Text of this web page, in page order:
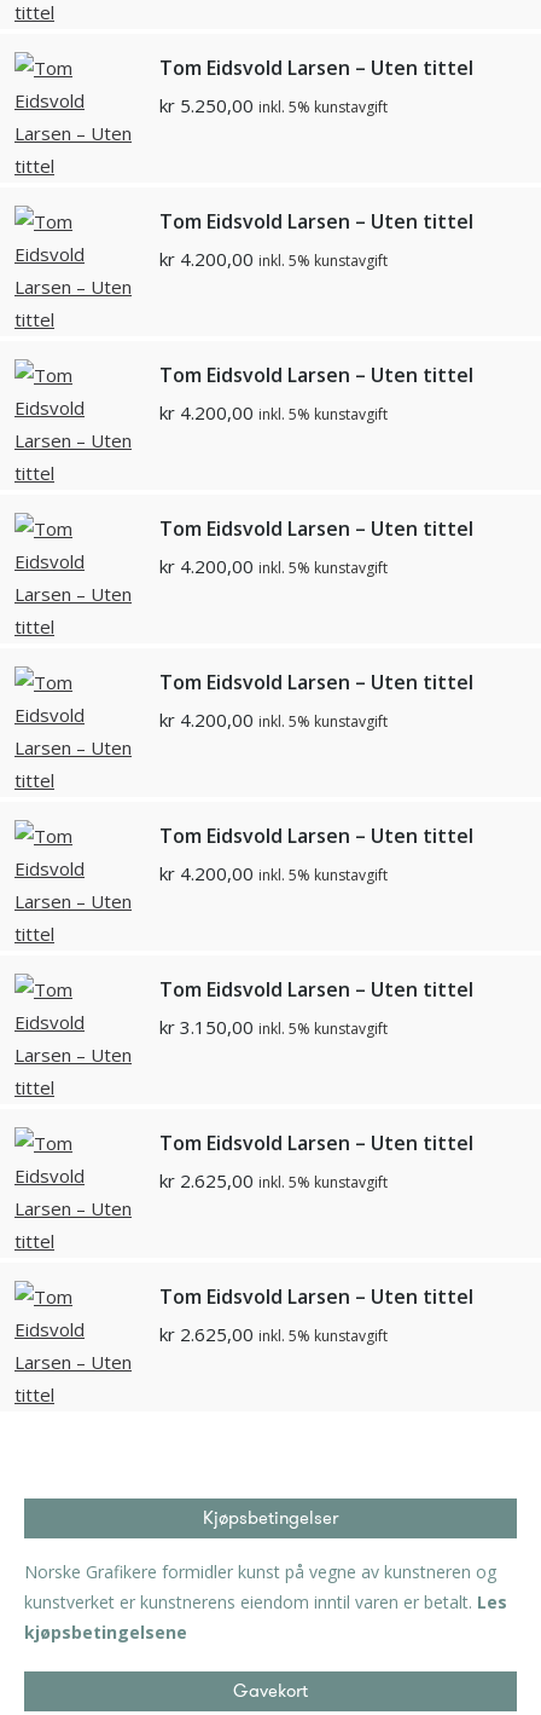
Tom Eidsvold Larsen – Uten tittel
kr 5.250,00 inkl. 5% kunstavgift
Tom Eidsvold Larsen – Uten tittel
kr 4.200,00 inkl. 5% kunstavgift
Tom Eidsvold Larsen – Uten tittel
kr 4.200,00 inkl. 5% kunstavgift
Tom Eidsvold Larsen – Uten tittel
kr 4.200,00 inkl. 5% kunstavgift
Tom Eidsvold Larsen – Uten tittel
kr 4.200,00 inkl. 5% kunstavgift
Tom Eidsvold Larsen – Uten tittel
kr 4.200,00 inkl. 5% kunstavgift
Tom Eidsvold Larsen – Uten tittel
kr 3.150,00 inkl. 5% kunstavgift
Tom Eidsvold Larsen – Uten tittel
kr 2.625,00 inkl. 5% kunstavgift
Tom Eidsvold Larsen – Uten tittel
kr 2.625,00 inkl. 5% kunstavgift
Kjøpsbetingelser
Norske Grafikere formidler kunst på vegne av kunstneren og
kunstverket er kunstnerens eiendom inntil varen er betalt. Les
kjøpsbetingelsene
Gavekort